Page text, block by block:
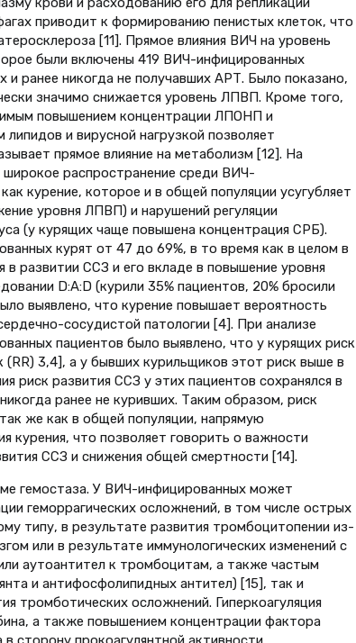
приводит к формированию пенистых клеток, что
[11]. Прямое влияния ВИЧ на уровень
были включены 419 ВИЧ-инфицированных
ранее никогда не получавших АРТ. Было показано,
значимо снижается уровень ЛПВП. Кроме того,
повышением концентрации ЛПОНП и
и вирусной нагрузкой позволяет
прямое влияние на метаболизм [12]. На
широкое распространение среди ВИЧ-
курение, которое и в общей популяции усугубляет
уровня ЛПВП) и нарушений регуляции
(у курящих чаще повышена концентрация СРБ).
курят от 47 до 69%, в то время как в целом в
в развитии ССЗ и его вкладе в повышение уровня
D:A:D (курили 35% пациентов, 20% бросили
выявлено, что курение повышает вероятность
сосудистой патологии [4]. При анализе
пациентов было выявлено, что у курящих риск
3,4], а у бывших курильщиков этот риск выше в
риск развития ССЗ у этих пациентов сохранялся в
ранее не куривших. Таким образом, риск
же как в общей популяции, напрямую
курения, что позволяет говорить о важности
ССЗ и снижения общей смертности [14].
гемостаза. У ВИЧ-инфицированных может
геморрагических осложнений, в том числе острых
типу, в результате развития тромбоцитопении из-
или в результате иммунологических изменений с
аутоантител к тромбоцитам, а также частым
и антифосфолипидных антител) [15], так и
тромботических осложнений. Гиперкоагуляция
а также повышением концентрации фактора